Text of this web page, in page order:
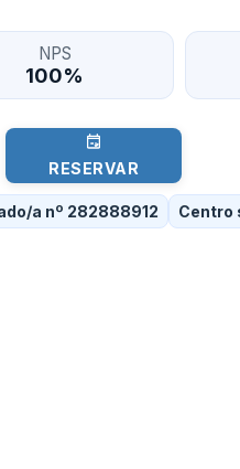
NPS
100%
RESERVAR
a nº 282888912 Centro